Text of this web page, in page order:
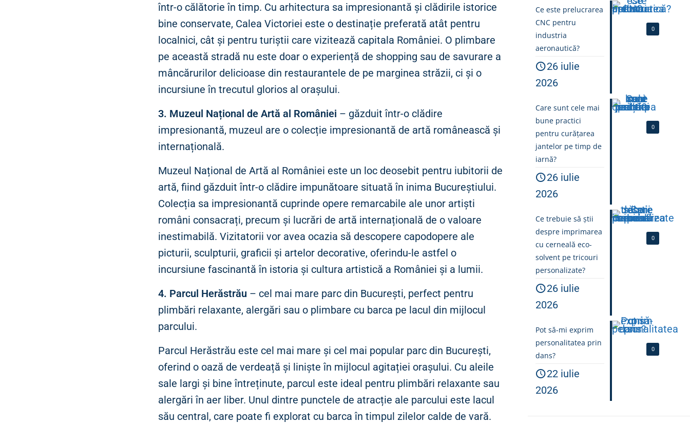
într-o călătorie în timp. Cu arhitectura sa impresionantă și clădirile istorice
bine conservate, Calea Victoriei este o destinație preferată atât pentru
localnici, cât și pentru turiștii care vizitează capitala României. O plimbare
pe această stradă nu este doar o experiență de shopping sau de savurare a
mâncărurilor delicioase din restaurantele de pe marginea străzii, ci și o
incursiune în trecutul glorios al orașului.
3. Muzeul Național de Artă al României – găzduit într-o clădire
impresionantă, muzeul are o colecție impresionantă de artă românească și
internațională.
Muzeul Național de Artă al României este un loc deosebit pentru iubitorii de
artă, fiind găzduit într-o clădire impunătoare situată în inima Bucureștiului.
Colecția sa impresionantă cuprinde opere remarcabile ale unor artiști
români consacrați, precum și lucrări de artă internațională de o valoare
inestimabilă. Vizitatorii vor avea ocazia să descopere capodopere ale
picturii, sculpturii, graficii și artelor decorative, oferindu-le astfel o
incursiune fascinantă în istoria și cultura artistică a României și a lumii.
4. Parcul Herăstrău – cel mai mare parc din București, perfect pentru
plimbări relaxante, alergări sau o plimbare cu barca pe lacul din mijlocul
parcului.
Parcul Herăstrău este cel mai mare și cel mai popular parc din București,
oferind o oază de verdeață și liniște în mijlocul agitației orașului. Cu aleile
sale largi și bine întreținute, parcul este ideal pentru plimbări relaxante sau
alergări în aer liber. Unul dintre punctele de atracție ale parcului este lacul
său central, care poate fi explorat cu barca în timpul zilelor calde de vară.
0
Ce este prelucrarea
CNC pentru
industria
aeronautică?
26 iulie
2026
0
Care sunt cele mai
bune practici
pentru curățarea
jantelor pe timp de
iarnă?
26 iulie
2026
0
Ce trebuie să știi
despre imprimarea
cu cerneală eco-
solvent pe tricouri
personalizate?
26 iulie
2026
0
Pot să-mi exprim
personalitatea prin
dans?
22 iulie
2026